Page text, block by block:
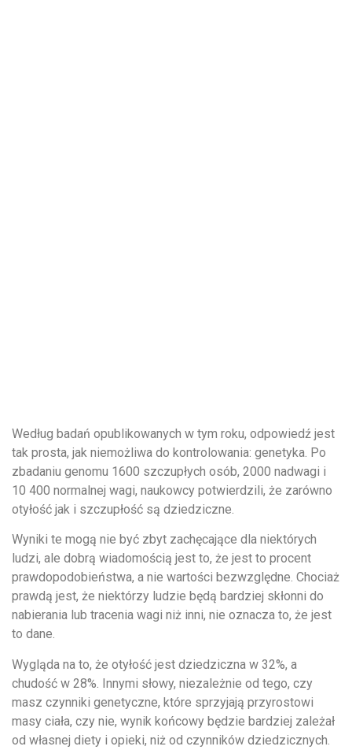
Według badań opublikowanych w tym roku, odpowiedź jest
tak prosta, jak niemożliwa do kontrolowania: genetyka. Po
zbadaniu genomu 1600 szczupłych osób, 2000 nadwagi i
10 400 normalnej wagi, naukowcy potwierdzili, że zarówno
otyłość jak i szczupłość są dziedziczne.
Wyniki te mogą nie być zbyt zachęcające dla niektórych
ludzi, ale dobrą wiadomością jest to, że jest to procent
prawdopodobieństwa, a nie wartości bezwzględne. Chociaż
prawdą jest, że niektórzy ludzie będą bardziej skłonni do
nabierania lub tracenia wagi niż inni, nie oznacza to, że jest
to dane.
Wygląda na to, że otyłość jest dziedziczna w 32%, a
chudość w 28%. Innymi słowy, niezależnie od tego, czy
masz czynniki genetyczne, które sprzyjają przyrostowi
masy ciała, czy nie, wynik końcowy będzie bardziej zależał
od własnej diety i opieki, niż od czynników dziedzicznych.